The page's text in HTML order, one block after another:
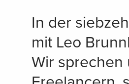
In der
mit Leo
Wir